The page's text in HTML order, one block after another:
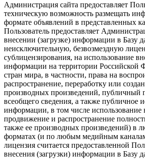
Администрация сайта предоставляет
техническую возможность размещать
формате объявлений в представленных
Пользователь предоставляет
внесении (загрузке) информации в Базу
неисключительную, безвозмездную
сублицензирования, на использование
информации на территории Российской
стран мира, в частности, права на
распространение, переработку или
производных произведений, публичный
всеобщего сведения, а также публичное
информации, в том числе использование
продвижение и распространение
также ее производных произведений) в
форматах (и по любым медийным
лицензия считается предоставленной
внесения (загрузки) информации в Базу